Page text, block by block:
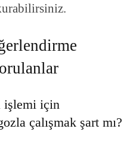
işlemi için
çalışmak şart mı?